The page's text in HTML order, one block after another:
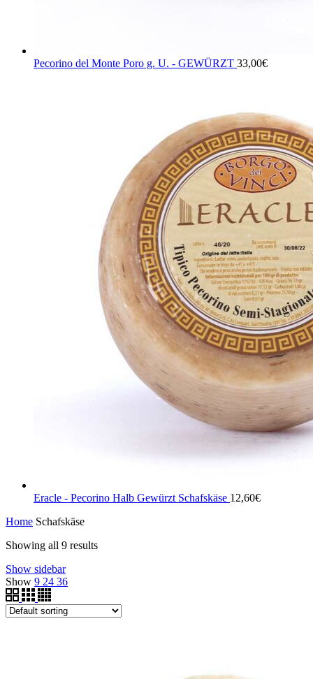
Pecorino del Monte Poro g. U. - GEWÜRZT 33,00€
Eracle - Pecorino Halb Gewürzt Schafskäse 12,60€
Home Schafskäse
Showing all 9 results
Show sidebar
Show 9 24 36